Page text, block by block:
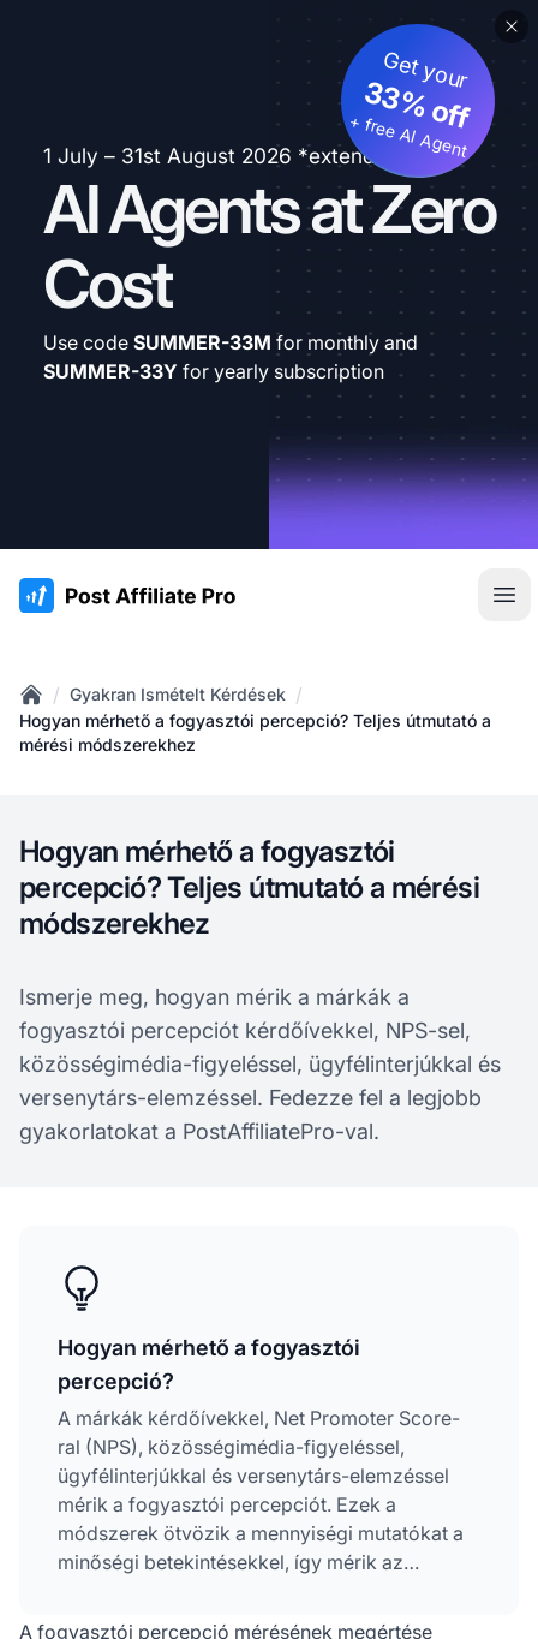
1 July – 31st August 2026 *extended
AI Agents at Zero
Cost
Get your
33% off
+ free AI Agent
Use code SUMMER-33M for monthly and
SUMMER-33Y for yearly subscription
:site.title
Home
/ Gyakran Ismételt Kérdések /
Hogyan mérhető a fogyasztói percepció? Teljes útmutató a
mérési módszerekhez
Hogyan mérhető a fogyasztói
percepció? Teljes útmutató a mérési
módszerekhez
Ismerje meg, hogyan mérik a márkák a
fogyasztói percepciót kérdőívekkel, NPS-sel,
közösségimédia-figyeléssel, ügyfélinterjúkkal és
versenytárs-elemzéssel. Fedezze fel a legjobb
gyakorlatokat a PostAffiliatePro-val.
Hogyan mérhető a fogyasztói
percepció?
A márkák kérdőívekkel, Net Promoter Score-
ral (NPS), közösségimédia-figyeléssel,
ügyfélinterjúkkal és versenytárs-elemzéssel
mérik a fogyasztói percepciót. Ezek a
módszerek ötvözik a mennyiségi mutatókat a
minőségi betekintésekkel, így mérik az
márkaérzetet.
A fogyasztói percepció mérésének megértése